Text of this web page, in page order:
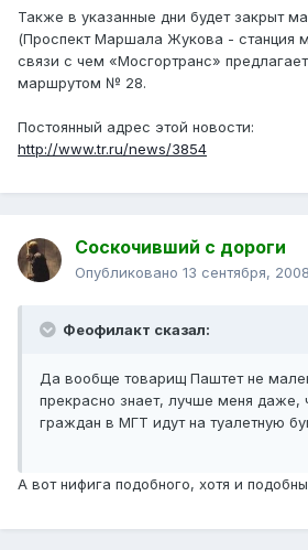
Также в указанные дни будет закрыт
(Проспект Маршала Жукова - станция
связи с чем «Мосгортранс»
маршрутом № 28.
Постоянный адрес этой новости:
http://www.tr.ru/news/3854
Соскочивший с дороги
Опубликовано 13 сентября, 2008
Феофилакт сказал:
Да вообще товарищ Паштет не
прекрасно знает, лучше меня даже,
граждан в МГТ идут на туалетную
А вот нифига подобного, хотя и